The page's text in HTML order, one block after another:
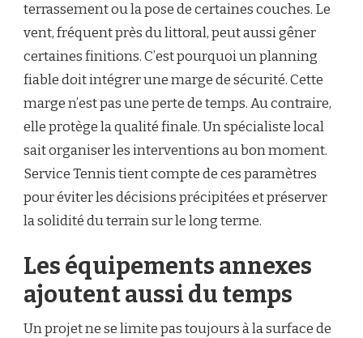
terrassement ou la pose de certaines couches. Le
vent, fréquent près du littoral, peut aussi gêner
certaines finitions. C’est pourquoi un planning
fiable doit intégrer une marge de sécurité. Cette
marge n’est pas une perte de temps. Au contraire,
elle protège la qualité finale. Un spécialiste local
sait organiser les interventions au bon moment.
Service Tennis tient compte de ces paramètres
pour éviter les décisions précipitées et préserver
la solidité du terrain sur le long terme.
Les équipements annexes
ajoutent aussi du temps
Un projet ne se limite pas toujours à la surface de